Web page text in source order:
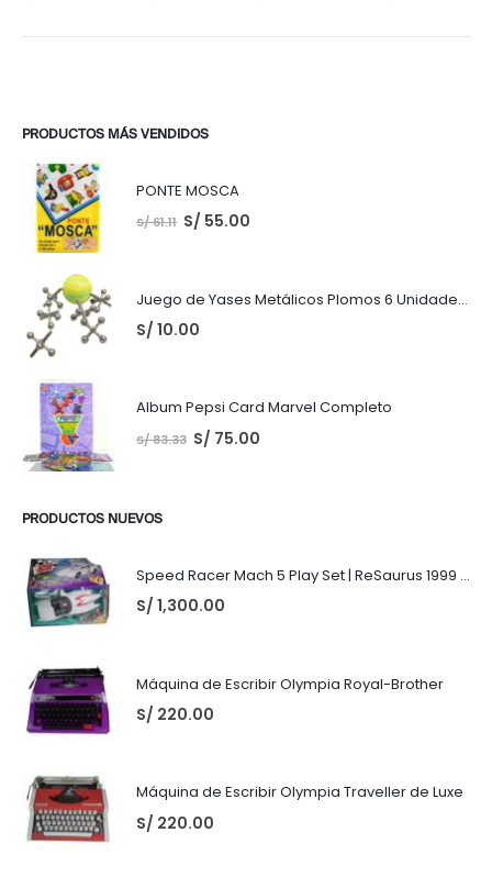
PRODUCTOS MÁS VENDIDOS
PONTE MOSCA
S/61.11 S/ 55.00
Juego de Yases Metálicos Plomos 6 Unidades + Pelota de Goma (En Bolsita Lista para Regalar)
S/ 10.00
Album Pepsi Card Marvel Completo
S/83.33 S/ 75.00
PRODUCTOS NUEVOS
Speed Racer Mach 5 Play Set | ReSaurus 1999 | Meteoro
S/ 1,300.00
Máquina de Escribir Olympia Royal-Brother
S/ 220.00
Máquina de Escribir Olympia Traveller de Luxe
S/ 220.00